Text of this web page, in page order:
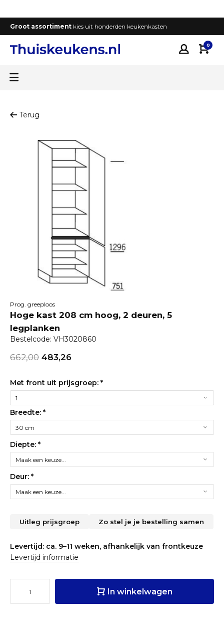
Groot assortiment kies uit honderden keukenkasten
0
Terug
Prog. greeploos
Hoge kast 208 cm hoog, 2 deuren, 5
legplanken
Bestelcode: VH3020860
662,00 483,26
Met front uit prijsgroep: *
Breedte: *
Diepte: *
Deur: *
Uitleg prijsgroep Zo stel je je bestelling samen
Levertijd: ca. 9–11 weken, afhankelijk van frontkeuze
Levertijd informatie
In winkelwagen